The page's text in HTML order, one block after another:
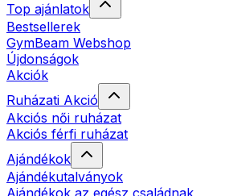
Top ajánlatok
Bestsellerek
GymBeam Webshop
Újdonságok
Akciók
Ruházati Akció
Akciós női ruházat
Akciós férfi ruházat
Ajándékok
Ajándékutalványok